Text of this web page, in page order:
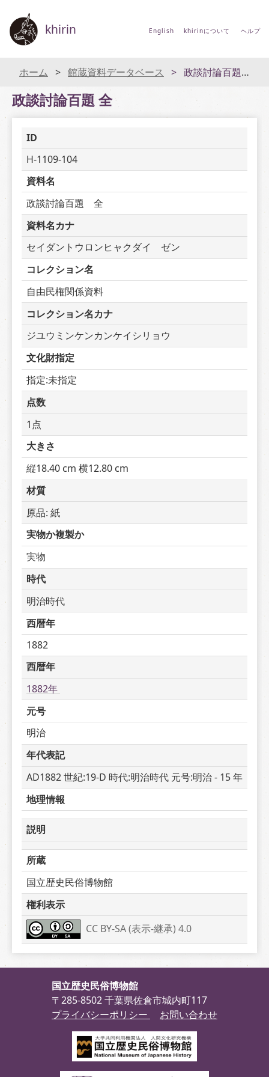
khirin English khirinについて ヘルプ
ホーム 館蔵資料データベース 政談討論百題 全
政談討論百題 全
ID
H-1109-104
資料名
政談討論百題　全
資料名カナ
セイダントウロンヒャクダイ　ゼン
コレクション名
自由民権関係資料
コレクション名カナ
ジユウミンケンカンケイシリョウ
文化財指定
指定:未指定
点数
1点
大きさ
縦18.40 cm 横12.80 cm
材質
原品: 紙
実物か複製か
実物
時代
明治時代
西暦年
1882
西暦年
1882年
元号
明治
年代表記
AD1882 世紀:19-D 時代:明治時代 元号:明治 - 15 年
地理情報
説明
所蔵
国立歴史民俗博物館
権利表示
CC BY-SA (表示-継承) 4.0
国立歴史民俗博物館
〒285-8502 千葉県佐倉市城内町117
プライバシーポリシー
お問い合わせ